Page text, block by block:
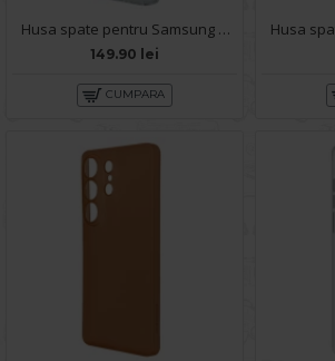
Husa spate pentru Samsung Galaxy S26 Ultra Remax Cristal - Transparent
149.90 lei
CUMPARA